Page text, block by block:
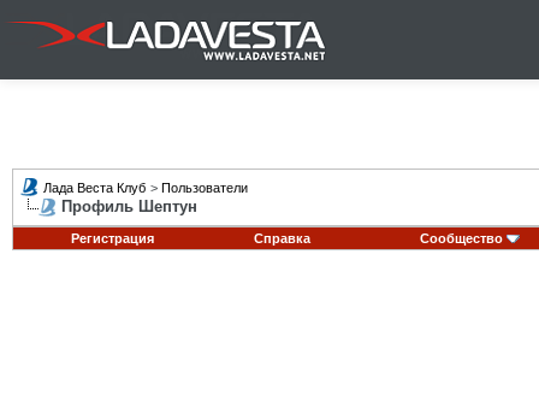
Лада Веста Клуб > Пользователи
Профиль Шептун
Регистрация Справка Сообщество